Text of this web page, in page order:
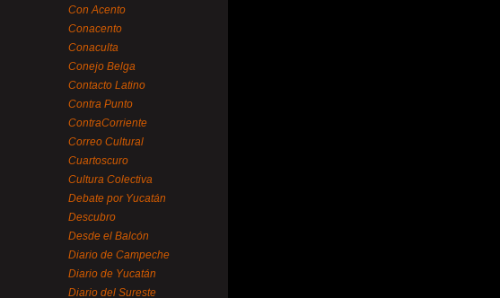
Con Acento
Conacento
Conaculta
Conejo Belga
Contacto Latino
Contra Punto
ContraCorriente
Correo Cultural
Cuartoscuro
Cultura Colectiva
Debate por Yucatán
Descubro
Desde el Balcón
Diario de Campeche
Diario de Yucatán
Diario del Sureste